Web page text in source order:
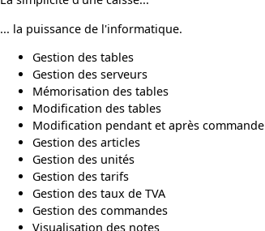
... la puissance de l'informatique.
Gestion des tables
Gestion des serveurs
Mémorisation des tables
Modification des tables
Modification pendant et après commande
Gestion des articles
Gestion des unités
Gestion des tarifs
Gestion des taux de TVA
Gestion des commandes
Visualisation des notes